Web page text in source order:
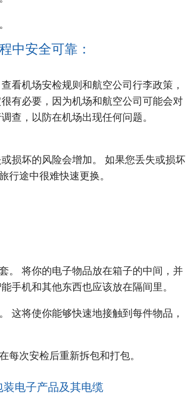
中安全可靠：
看机场安检规则和航空公司行李政策，
有必要，因为机场和航空公司可能会对
查，以防在机场出现任何问题。
损坏的风险会增加。 如果您丢失或损坏
途中很难快速更换。
。 将你的电子物品放在箱子的中间，并
手机和其他东西也应该放在隔间里。
这将使你能够快速地接触到每件物品，
次安检后重新拆包和打包。
装电子产品及其电缆